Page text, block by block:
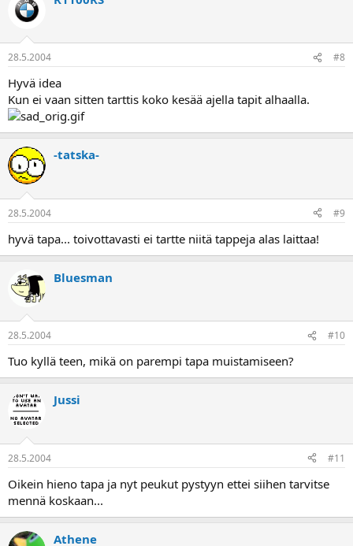
28.5.2004 #8
Hyvä idea
Kun ei vaan sitten tarttis koko kesää ajella tapit alhaalla.
-tatska-
28.5.2004 #9
hyvä tapa... toivottavasti ei tartte niitä tappeja alas laittaa!
Bluesman
28.5.2004 #10
Tuo kyllä teen, mikä on parempi tapa muistamiseen?
Jussi
28.5.2004 #11
Oikein hieno tapa ja nyt peukut pystyyn ettei siihen tarvitse
mennä koskaan...
Athene